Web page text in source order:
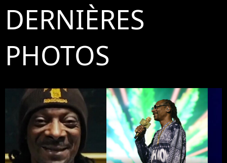
DERNIÈRES
PHOTOS